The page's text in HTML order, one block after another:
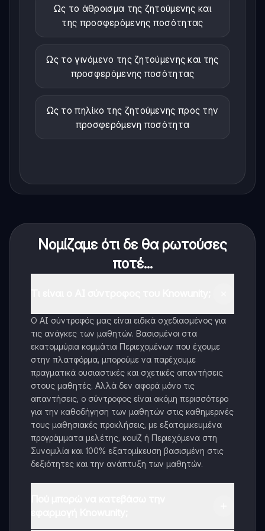
Ως το άθροισμα της ζητούμενης και
της προσφερόμενης ποσότητας
Ως το γινόμενο της ζητούμενης και της
προσφερόμενης ποσότητας
Ως το πηλίκο της ζητούμενης προς την
προσφερόμενη ποσότητα
Νομίζαμε ότι δε θα ρωτούσες
ποτέ...
Ο AI σύντροφός μας είναι ειδικά σχεδιασμένος για
τις ανάγκες των μαθητών. Βασισμένοι στα
εκατομμύρια κομμάτια Περιεχομένων που έχουμε
στην πλατφόρμα, μπορούμε να παρέχουμε
πραγματικά ουσιαστικές και σχετικές απαντήσεις
στους μαθητές. Αλλά δεν αφορά μόνο τις
απαντήσεις, ο σύντροφος είναι ακόμη περισσότερο
για την καθοδήγηση των μαθητών στις καθημερινές
τους μαθησιακές προκλήσεις, με εξατομικευμένα
προγράμματα μελέτης, κουίζ ή Περιεχόμενα στη
Συνομιλία και 100% εξατομίκευση βασισμένη στις
δεξιότητες και την ανάπτυξη των μαθητών.